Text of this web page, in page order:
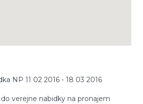
NP 11 02 2016 - 18 03 2016
verejne nabidky na pronajem